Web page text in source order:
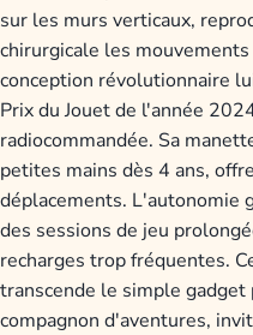
sur les murs verticaux,
chirurgicale les
conception révolutionnaire
Prix du Jouet de l'année
radiocommandée. Sa
petites mains dès 4 ans,
déplacements. L'autonomie
des sessions de jeu
recharges trop fréquentes.
transcende le simple
compagnon d'aventures,